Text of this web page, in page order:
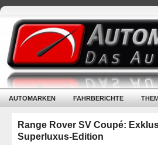
AUTOMARKEN FAHRBERICHTE
Range Rover SV Coupé:
Superluxus-Edition